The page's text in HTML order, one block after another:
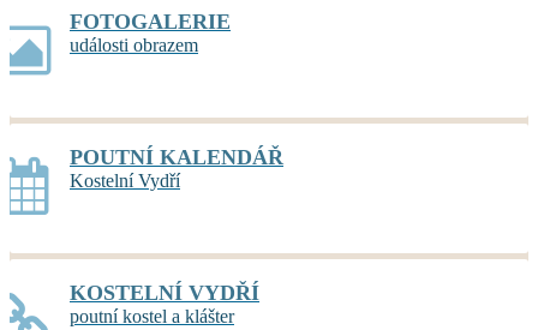
FOTOGALERIE
události obrazem
POUTNÍ KALENDÁŘ
Kostelní Vydří
KOSTELNÍ VYDŘÍ
poutní kostel a klášter